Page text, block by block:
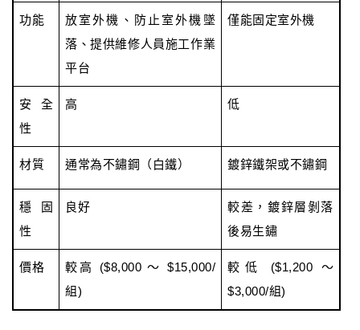
功能
放室外機、防止室外機墜
落、提供維修人員施工作業
平台
僅能固定室外機
安全
性
高 低
材質 通常為不鏽鋼（白鐵） 鍍鋅鐵架或不鏽鋼
穩固
性
良好
較差，鍍鋅層剝落
後易生鏽
價格
較高 ($8,000 ～ $15,000/
組)
較低 ($1,200 ～
$3,000/組)